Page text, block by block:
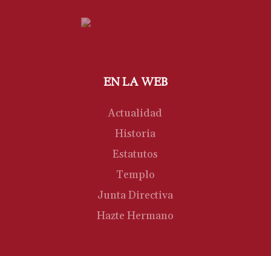
EN LA WEB
Actualidad
Historia
Estatutos
Templo
Junta Directiva
Hazte Hermano